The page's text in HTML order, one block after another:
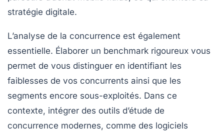
stratégie digitale.
L’analyse de la concurrence est également
essentielle. Élaborer un benchmark rigoureux vous
permet de vous distinguer en identifiant les
faiblesses de vos concurrents ainsi que les
segments encore sous-exploités. Dans ce
contexte, intégrer des outils d’étude de
concurrence modernes, comme des logiciels